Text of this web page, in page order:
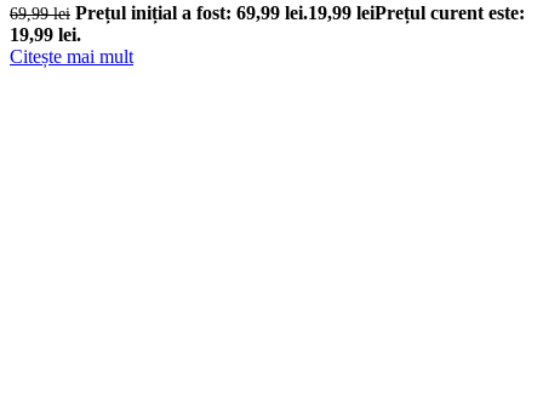
69,99lei Prețul inițial a fost: 69,99 lei.19,99 leiPrețul curent este:
19,99 lei.
Citește mai mult